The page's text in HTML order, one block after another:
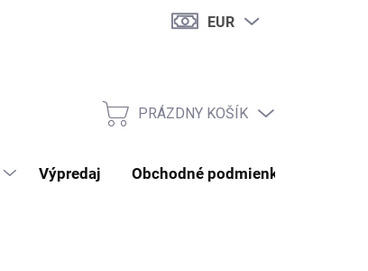
EUR
NÁKUPNÝ KOŠÍK
PRÁZDNY KOŠÍK
Výpredaj Obchodné podmienky